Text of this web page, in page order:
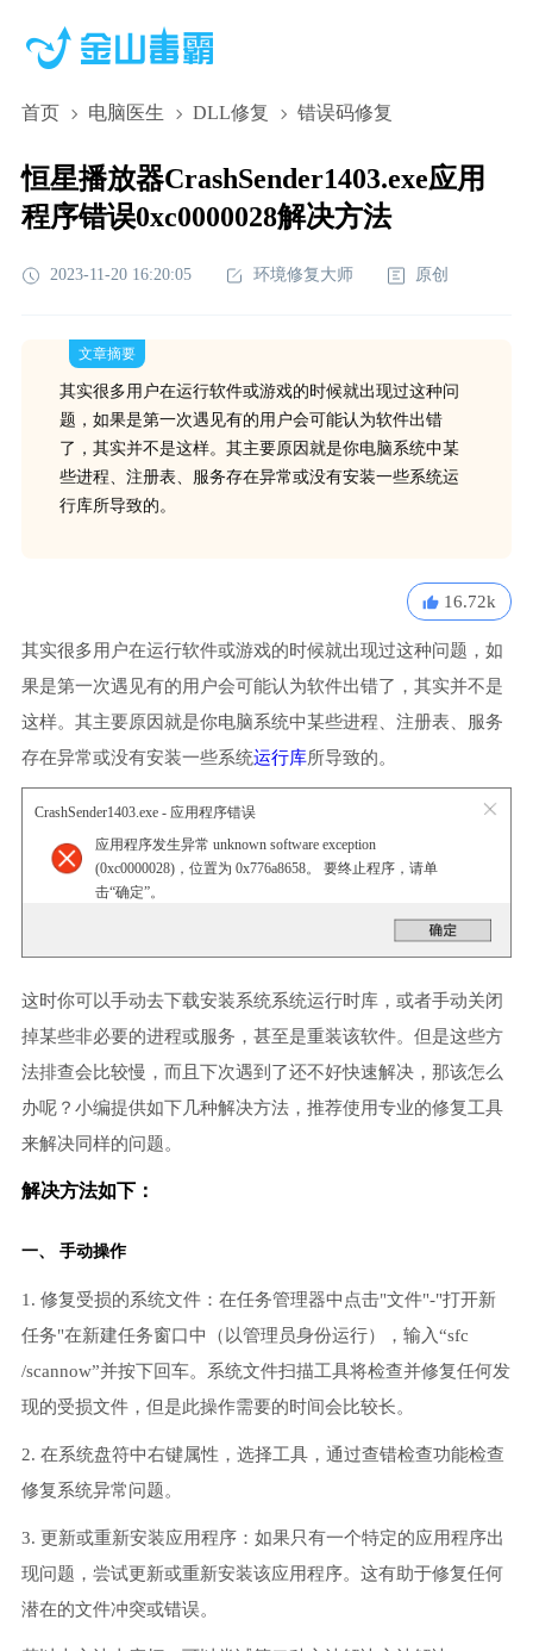
首页 电脑医生 DLL修复 错误码修复
恒星播放器CrashSender1403.exe应用
程序错误0xc0000028解决方法
2023-11-20 16:20:05 环境修复大师 原创
文章摘要
其实很多用户在运行软件或游戏的时候就出现过这种问
题，如果是第一次遇见有的用户会可能认为软件出错
了，其实并不是这样。其主要原因就是你电脑系统中某
些进程、注册表、服务存在异常或没有安装一些系统运
行库所导致的。
16.72k
其实很多用户在运行软件或游戏的时候就出现过这种问题，如
果是第一次遇见有的用户会可能认为软件出错了，其实并不是
这样。其主要原因就是你电脑系统中某些进程、注册表、服务
存在异常或没有安装一些系统运行库所导致的。
CrashSender1403.exe - 应用程序错误
应用程序发生异常 unknown software exception
(0xc0000028)，位置为 0x776a8658。 要终止程序，请单
击“确定”。
这时你可以手动去下载安装系统系统运行时库，或者手动关闭
掉某些非必要的进程或服务，甚至是重装该软件。但是这些方
法排查会比较慢，而且下次遇到了还不好快速解决，那该怎么
办呢？小编提供如下几种解决方法，推荐使用专业的修复工具
来解决同样的问题。
解决方法如下：
一、 手动操作
1. 修复受损的系统文件：在任务管理器中点击"文件"-"打开新
任务"在新建任务窗口中（以管理员身份运行），输入“sfc
/scannow”并按下回车。系统文件扫描工具将检查并修复任何发
现的受损文件，但是此操作需要的时间会比较长。
2. 在系统盘符中右键属性，选择工具，通过查错检查功能检查
修复系统异常问题。
3. 更新或重新安装应用程序：如果只有一个特定的应用程序出
现问题，尝试更新或重新安装该应用程序。这有助于修复任何
潜在的文件冲突或错误。